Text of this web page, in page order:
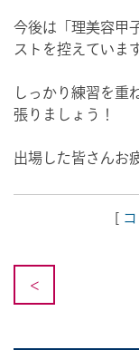
今後は「理美容甲
ストを控えていま
しっかり練習を重
張りましょう！
出場した皆さんお
[
<